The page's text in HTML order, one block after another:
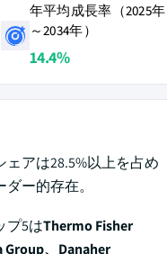
年平均成長率（2025年
～2034年）
14.4%
ェアは28.5%以上を占め
ー的存在。
プ5はThermo Fisher
Group、Danaher